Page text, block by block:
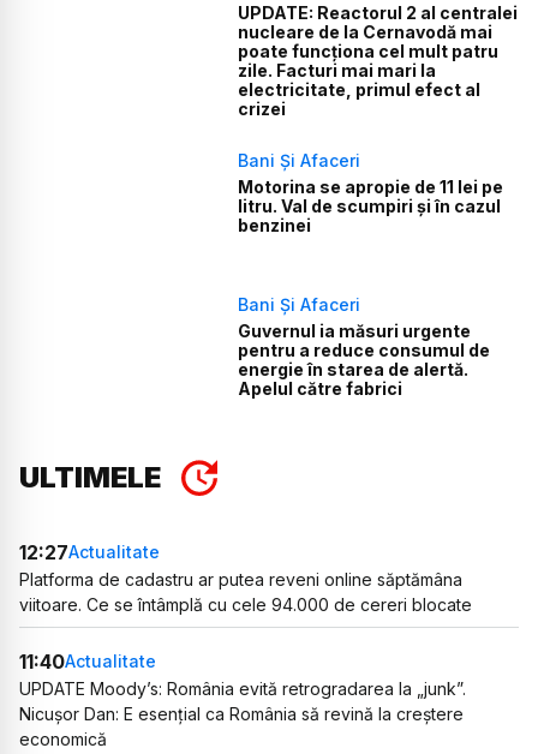
UPDATE: Reactorul 2 al centralei
nucleare de la Cernavodă mai
poate funcționa cel mult patru
zile. Facturi mai mari la
electricitate, primul efect al
crizei
Bani Și Afaceri
Motorina se apropie de 11 lei pe
litru. Val de scumpiri și în cazul
benzinei
Bani Și Afaceri
Guvernul ia măsuri urgente
pentru a reduce consumul de
energie în starea de alertă.
Apelul către fabrici
ULTIMELE
12:27Actualitate
Platforma de cadastru ar putea reveni online săptămâna
viitoare. Ce se întâmplă cu cele 94.000 de cereri blocate
11:40Actualitate
UPDATE Moody’s: România evită retrogradarea la „junk”.
Nicușor Dan: E esențial ca România să revină la creștere
economică